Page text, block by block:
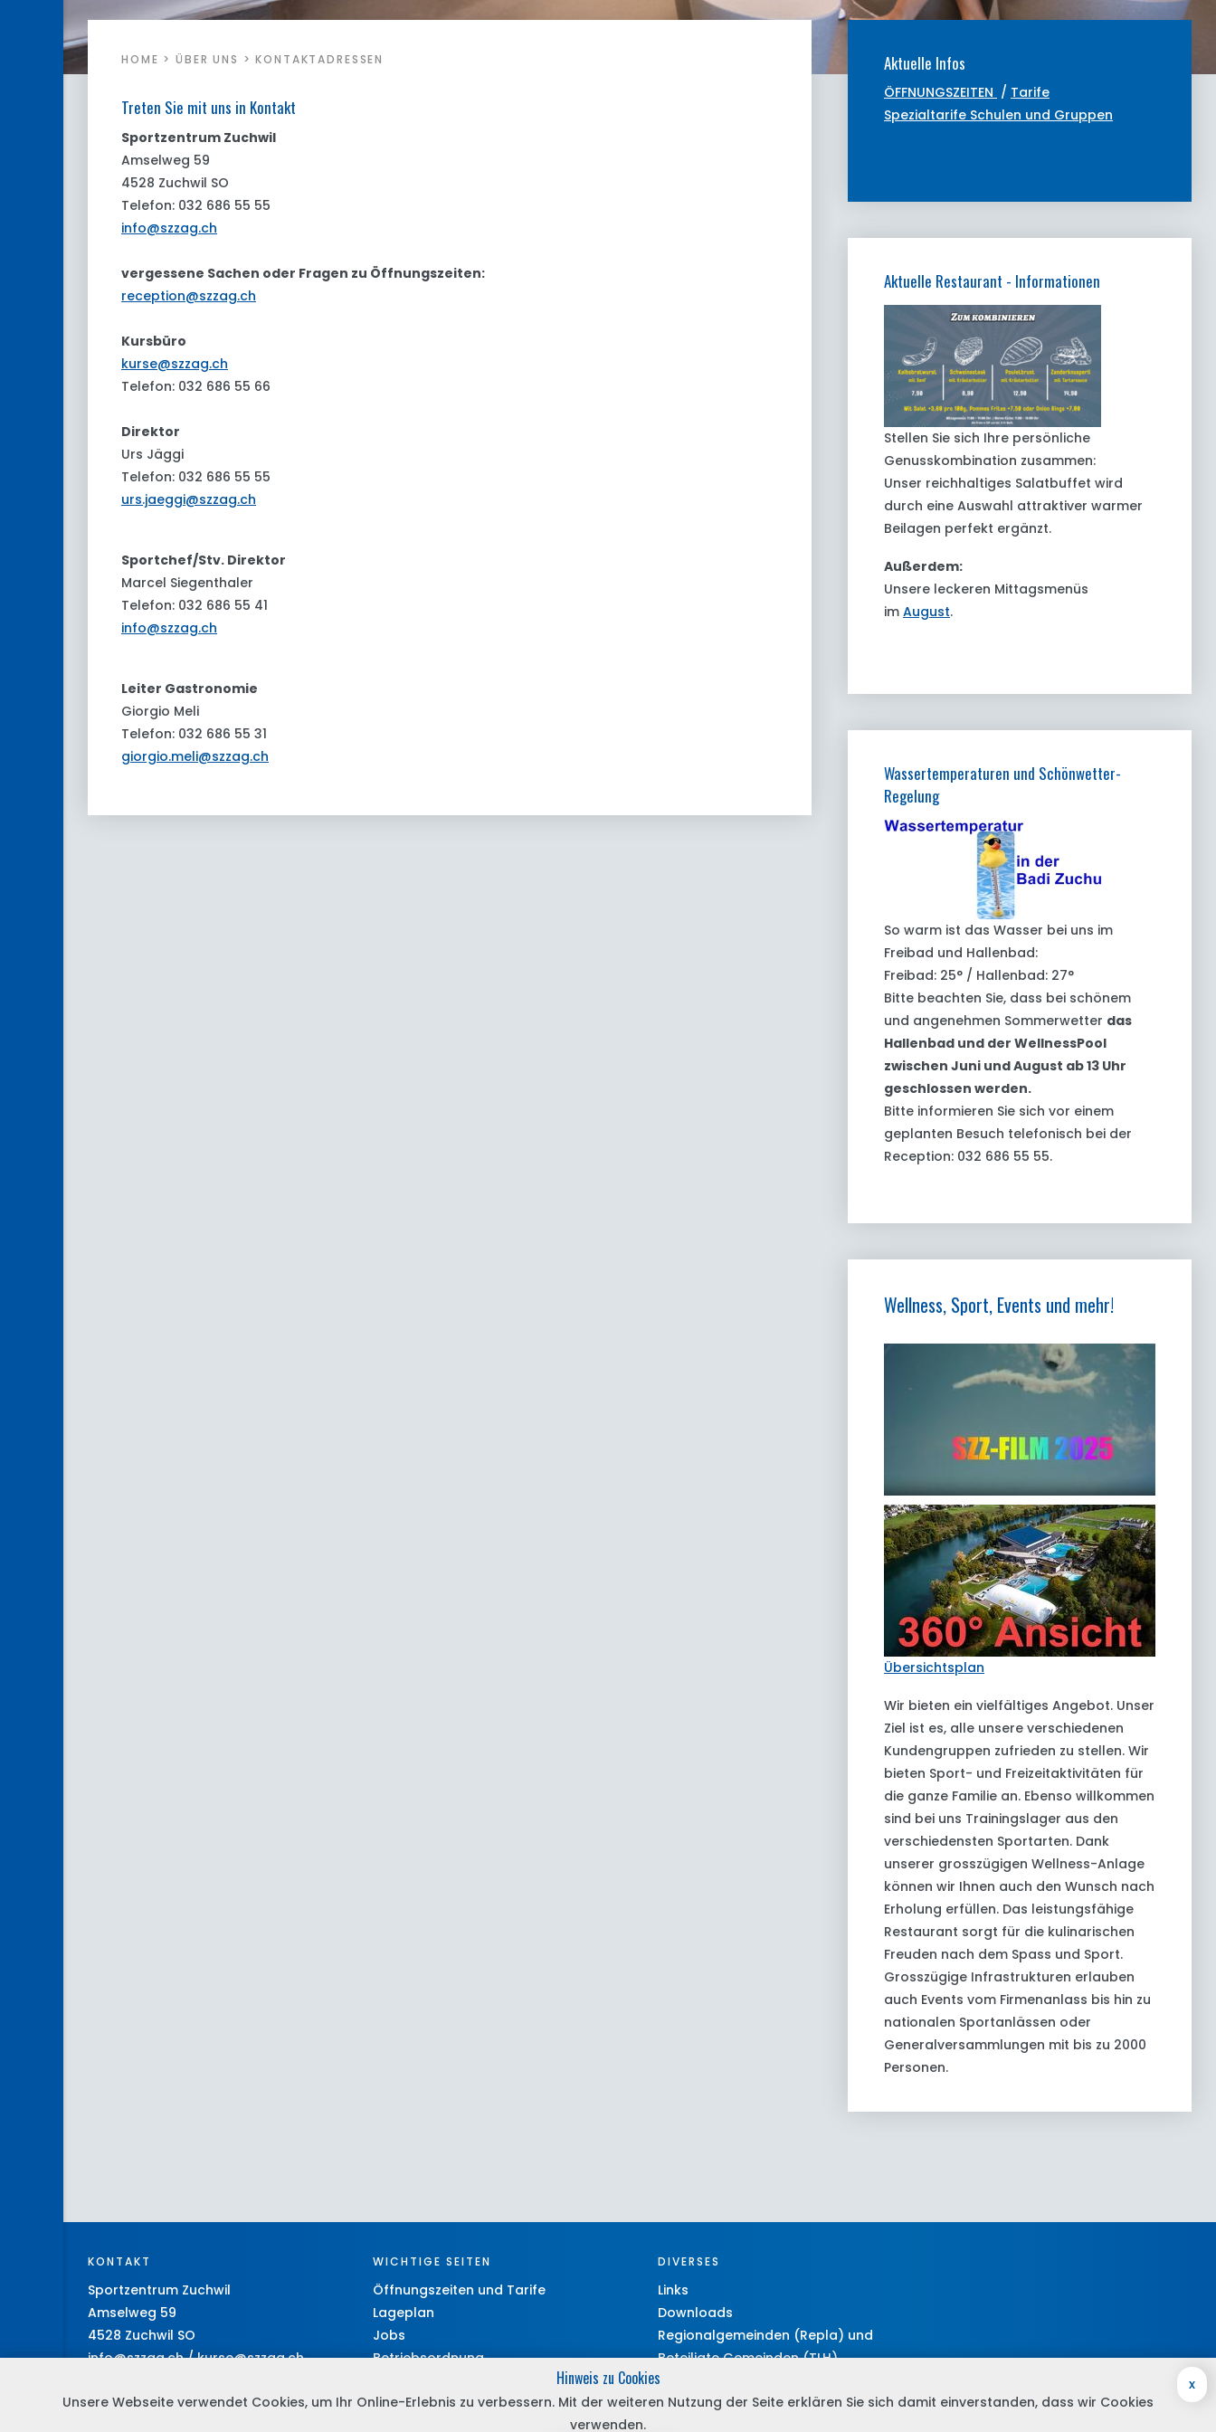
HOME > ÜBER UNS >KONTAKTADRESSEN
Treten Sie mit uns in Kontakt
Sportzentrum Zuchwil
Amselweg 59
4528 Zuchwil SO
Telefon: 032 686 55 55
info@szzag.ch
vergessene Sachen oder Fragen zu Öffnungszeiten:
reception@szzag.ch
Kursbüro
kurse@szzag.ch
Telefon: 032 686 55 66
Direktor
Urs Jäggi
Telefon: 032 686 55 55
urs.jaeggi@szzag.ch
Sportchef/Stv. Direktor
Marcel Siegenthaler
Telefon: 032 686 55 41
info@szzag.ch
Leiter Gastronomie
Giorgio Meli
Telefon: 032 686 55 31
giorgio.meli@szzag.ch
Aktuelle Infos
ÖFFNUNGSZEITEN / Tarife
Spezialtarife Schulen und Gruppen
Aktuelle Restaurant - Informationen
Stellen Sie sich Ihre persönliche
Genusskombination zusammen:
Unser reichhaltiges Salatbuffet wird
durch eine Auswahl attraktiver warmer
Beilagen perfekt ergänzt.
Außerdem:
Unsere leckeren Mittagsmenüs
im August.
Wassertemperaturen und Schönwetter-
Regelung
So warm ist das Wasser bei uns im
Freibad und Hallenbad:
Freibad: 25° / Hallenbad: 27°
Bitte beachten Sie, dass bei schönem
und angenehmen Sommerwetter das
Hallenbad und der WellnessPool
zwischen Juni und August ab 13 Uhr
geschlossen werden.
Bitte informieren Sie sich vor einem
geplanten Besuch telefonisch bei der
Reception: 032 686 55 55.
Wellness, Sport, Events und mehr!
Übersichtsplan
Wir bieten ein vielfältiges Angebot. Unser
Ziel ist es, alle unsere verschiedenen
Kundengruppen zufrieden zu stellen. Wir
bieten Sport- und Freizeitaktivitäten für
die ganze Familie an. Ebenso willkommen
sind bei uns Trainingslager aus den
verschiedensten Sportarten. Dank
unserer grosszügigen Wellness-Anlage
können wir Ihnen auch den Wunsch nach
Erholung erfüllen. Das leistungsfähige
Restaurant sorgt für die kulinarischen
Freuden nach dem Spass und Sport.
Grosszügige Infrastrukturen erlauben
auch Events vom Firmenanlass bis hin zu
nationalen Sportanlässen oder
Generalversammlungen mit bis zu 2000
Personen.
KONTAKT
Sportzentrum Zuchwil
Amselweg 59
4528 Zuchwil SO
info@szzag.ch/kurse@szzag.ch
F 032 686 55 56
WICHTIGE SEITEN
Öffnungszeiten und Tarife
Lageplan
Jobs
Betriebsordnung
Sitemap
DIVERSES
Links
Downloads
Regionalgemeinden (Repla) und
Beteiligte Gemeinden (TLH)
Online-Anfragen
Newsletter
x
Hinweis zu Cookies
Unsere Webseite verwendet Cookies, um Ihr Online-Erlebnis zu verbessern. Mit der weiteren Nutzung der Seite erklären Sie sich damit einverstanden, dass wir Cookies
verwenden.